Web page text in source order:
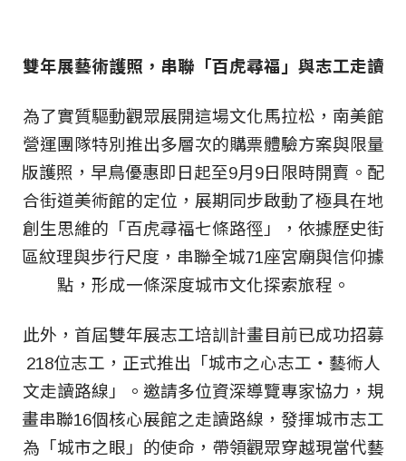
雙年展藝術護照，串聯「百虎尋福」與志工走讀
為了實質驅動觀眾展開這場文化馬拉松，南美館
營運團隊特別推出多層次的購票體驗方案與限量
版護照，早鳥優惠即日起至9月9日限時開賣。配
合街道美術館的定位，展期同步啟動了極具在地
創生思維的「百虎尋福七條路徑」，依據歷史街
區紋理與步行尺度，串聯全城71座宮廟與信仰據
點，形成一條深度城市文化探索旅程。
此外，首屆雙年展志工培訓計畫目前已成功招募
218位志工，正式推出「城市之心志工・藝術人
文走讀路線」。邀請多位資深導覽專家協力，規
畫串聯16個核心展館之走讀路線，發揮城市志工
為「城市之眼」的使命，帶領觀眾穿越現當代藝